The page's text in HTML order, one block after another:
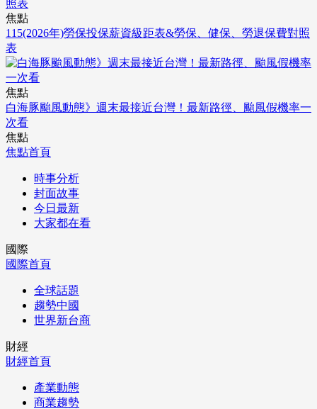
焦點
115(2026年)勞保投保薪資級距表&勞保、健保、勞退保費對照
表
焦點
白海豚颱風動態》週末最接近台灣！最新路徑、颱風假機率一
次看
焦點
焦點首頁
時事分析
封面故事
今日最新
大家都在看
國際
國際首頁
全球話題
趨勢中國
世界新台商
財經
財經首頁
產業動態
商業趨勢